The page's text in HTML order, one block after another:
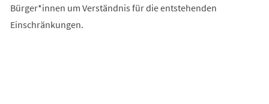
Bürger*innen um Verständnis für die entstehenden
Einschränkungen.